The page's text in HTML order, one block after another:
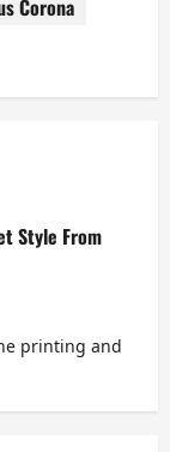
Corona
Style From
printing and